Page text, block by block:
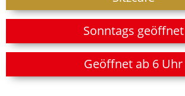
Sonntags geöffnet
Geöffnet ab 6 Uhr